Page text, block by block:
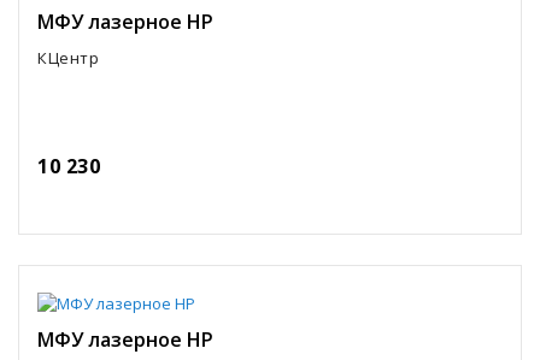
МФУ лазерное HP
КЦентр
10 230
МФУ лазерное HP